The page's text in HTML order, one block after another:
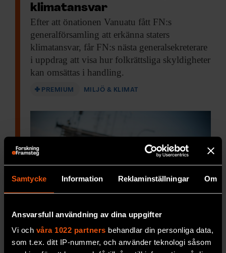
Samtycke Information Reklaminställningar Om
Ansvarsfull användning av dina uppgifter
Vi och våra 1022 partners behandlar din personliga data,
som t.ex. ditt IP-nummer, och använder teknologi såsom
klimatansvar
Efter att önationen Vanuatu fått FN:s
generalförsamling att erkänna staters
klimatansvar, får FN:s nästa generalsekreterare
i uppdrag att visa hur folkrättsliga skyldigheter
kan omsättas i handling.
PREMIUM MILJÖ & KLIMAT
Sot, metan och ozon påverkar